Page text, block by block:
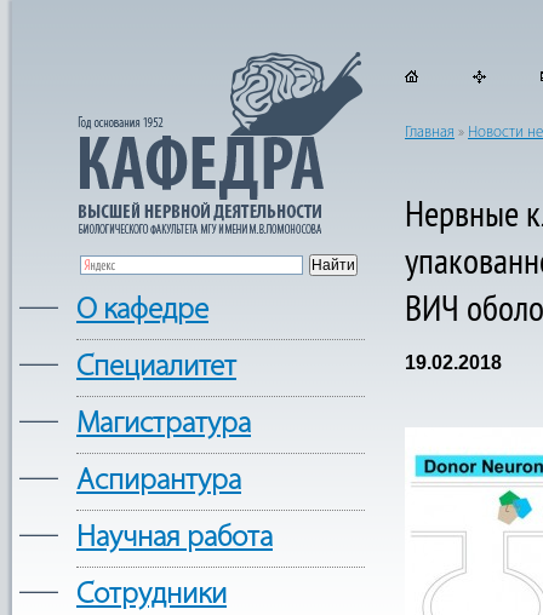
— О кафедре
— Cпециалитет
— Магистратура
— Аспирантура
— Научная работа
— Сотрудники
Главная » Новости
Нервные
ВИЧ
19.02.2018